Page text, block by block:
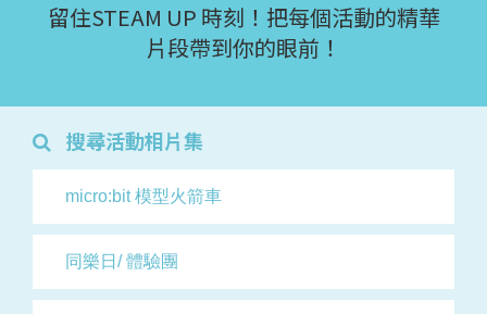
留住STEAM UP 時刻！把每個活動的精華
片段帶到你的眼前！
搜尋活動相片集
En